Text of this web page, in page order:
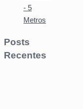
- 5
Metros
Posts
Recentes